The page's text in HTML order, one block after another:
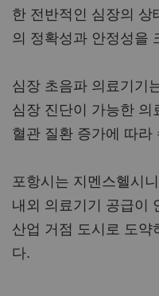
한 전반적인 심장의 상
의 정확성과 안정성을
심장 초음파 의료기기
심장 진단이 가능한 의
혈관 질환 증가에 따라
포항시는 지멘스헬시
내외 의료기기 공급이
산업 거점 도시로 도약
다.